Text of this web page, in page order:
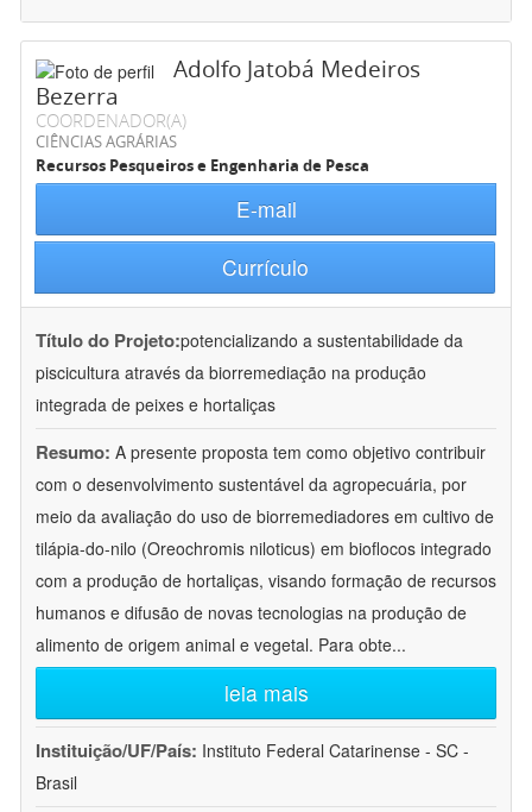
Adolfo Jatobá Medeiros
Bezerra
COORDENADOR(A)
CIÊNCIAS AGRÁRIAS
Recursos Pesqueiros e Engenharia de Pesca
E-mail
Currículo
Título do Projeto:potencializando a sustentabilidade da
piscicultura através da biorremediação na produção
integrada de peixes e hortaliças
Resumo: A presente proposta tem como objetivo contribuir
com o desenvolvimento sustentável da agropecuária, por
meio da avaliação do uso de biorremediadores em cultivo de
tilápia-do-nilo (Oreochromis niloticus) em bioflocos integrado
com a produção de hortaliças, visando formação de recursos
humanos e difusão de novas tecnologias na produção de
alimento de origem animal e vegetal. Para obte...
leia mais
Instituição/UF/País: Instituto Federal Catarinense - SC -
Brasil